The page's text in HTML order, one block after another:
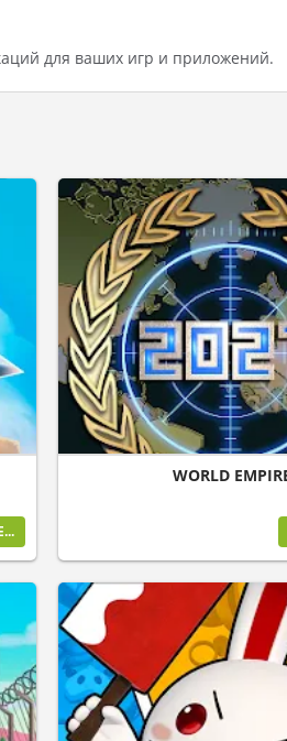
для ваших игр и приложений.
WORLD